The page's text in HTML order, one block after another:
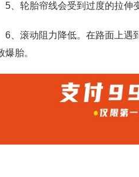
5、轮胎帘线会受到过度的拉伸
6、滚动阻力降低。在路面上遇
爆胎。